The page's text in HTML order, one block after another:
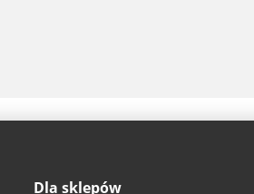
Dla sklepów